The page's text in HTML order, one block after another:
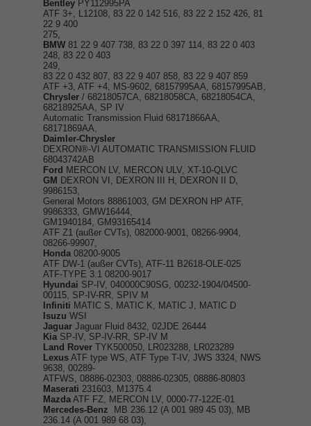
Bentley PY112995PA
ATF 3+, L12108, 83 22 0 142 516, 83 22 2 152 426, 81
22 9 400
275,
BMW 81 22 9 407 738, 83 22 0 397 114, 83 22 0 403
248, 83 22 0 403
249,
83 22 0 432 807, 83 22 9 407 858, 83 22 9 407 859
ATF +3, ATF +4, MS-9602, 68157995AA, 68157995AB,
Chrysler / 68218057CA, 68218058CA, 68218054CA,
68218925AA, SP IV
Automatic Transmission Fluid 68171866AA,
68171869AA,
Daimler-Chrysler
DEXRON®-VI AUTOMATIC TRANSMISSION FLUID
68043742AB
Ford MERCON LV, MERCON ULV, XT-10-QLVC
GM DEXRON VI, DEXRON III H, DEXRON II D,
9986153,
General Motors 88861003, GM DEXRON HP ATF,
9986333, GMW16444,
GM1940184, GM93165414
ATF Z1 (außer CVTs), 082000-9001, 08266-9904,
08266-99907,
Honda 08200-9005
ATF DW-1 (außer CVTs), ATF-11 B2618-OLE-025
ATF-TYPE 3.1 08200-9017
Hyundai SP-IV, 040000C90SG, 00232-1904/04500-
00115, SP-IV-RR, SPIV M
Infiniti MATIC S, MATIC K, MATIC J, MATIC D
Isuzu WSI
Jaguar Jaguar Fluid 8432, 02JDE 26444
Kia SP-IV, SP-IV-RR, SP-IV M
Land Rover TYK500050, LR023288, LR023289
Lexus ATF type WS, ATF Type T-IV, JWS 3324, NWS
9638, 00289-
ATFWS, 08886-02303, 08886-02305, 08886-80803
Maserati 231603, M1375.4
Mazda ATF FZ, MERCON LV, 0000-77-122E-01
Mercedes-Benz MB 236.12 (A 001 989 45 03), MB
236.14 (A 001 989 68 03),